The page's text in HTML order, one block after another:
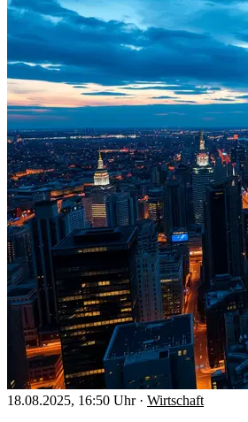
18.08.2025, 16:50 Uhr · Wirtschaft